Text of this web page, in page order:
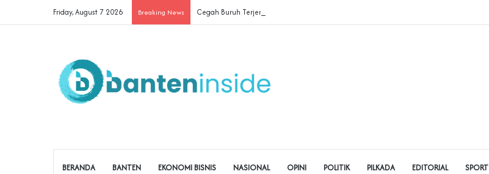
Friday, August 7 2026 Breaking News Cegah Buruh Terjerat Judol dan Pinjol, Polda Banten Gandeng SPSI Perkuat Literasi Digital
BERANDA BANTEN EKONOMI BISNIS NASIONAL OPINI POLITIK PILKADA EDITORIAL SPORT